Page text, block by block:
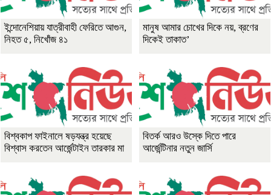
ইন্দোনেশিয়ায় যাত্রীবাহী ফেরিতে আগুন,
নিহত ৫, নিখোঁজ ৪১
মানুষ আমার চোখের দিকে নয়, ব্রণের
দিকেই তাকাত’
বিশ্বকাপ ফাইনালে ষড়যন্ত্র হয়েছে
বিশ্বাস করতেন আর্জেন্টাইন তারকার মা
বিতর্ক আরও উস্কে দিতে পারে
আর্জেন্টিনার নতুন জার্সি